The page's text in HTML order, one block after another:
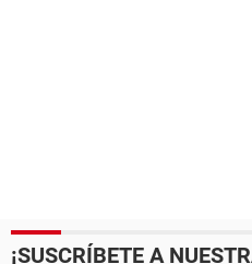
¡SUSCRÍBETE A